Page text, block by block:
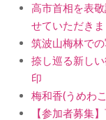
高市首相を表
せていただきま
筑波山梅林で
捺し巡る新し
印
梅和香(うめわ
【参加者募集